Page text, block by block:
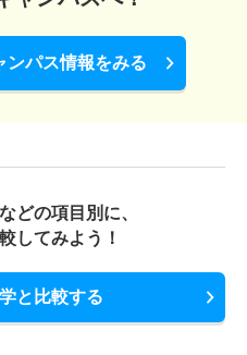
ンパス情報をみる
どの項目別に、
してみよう！
と比較する